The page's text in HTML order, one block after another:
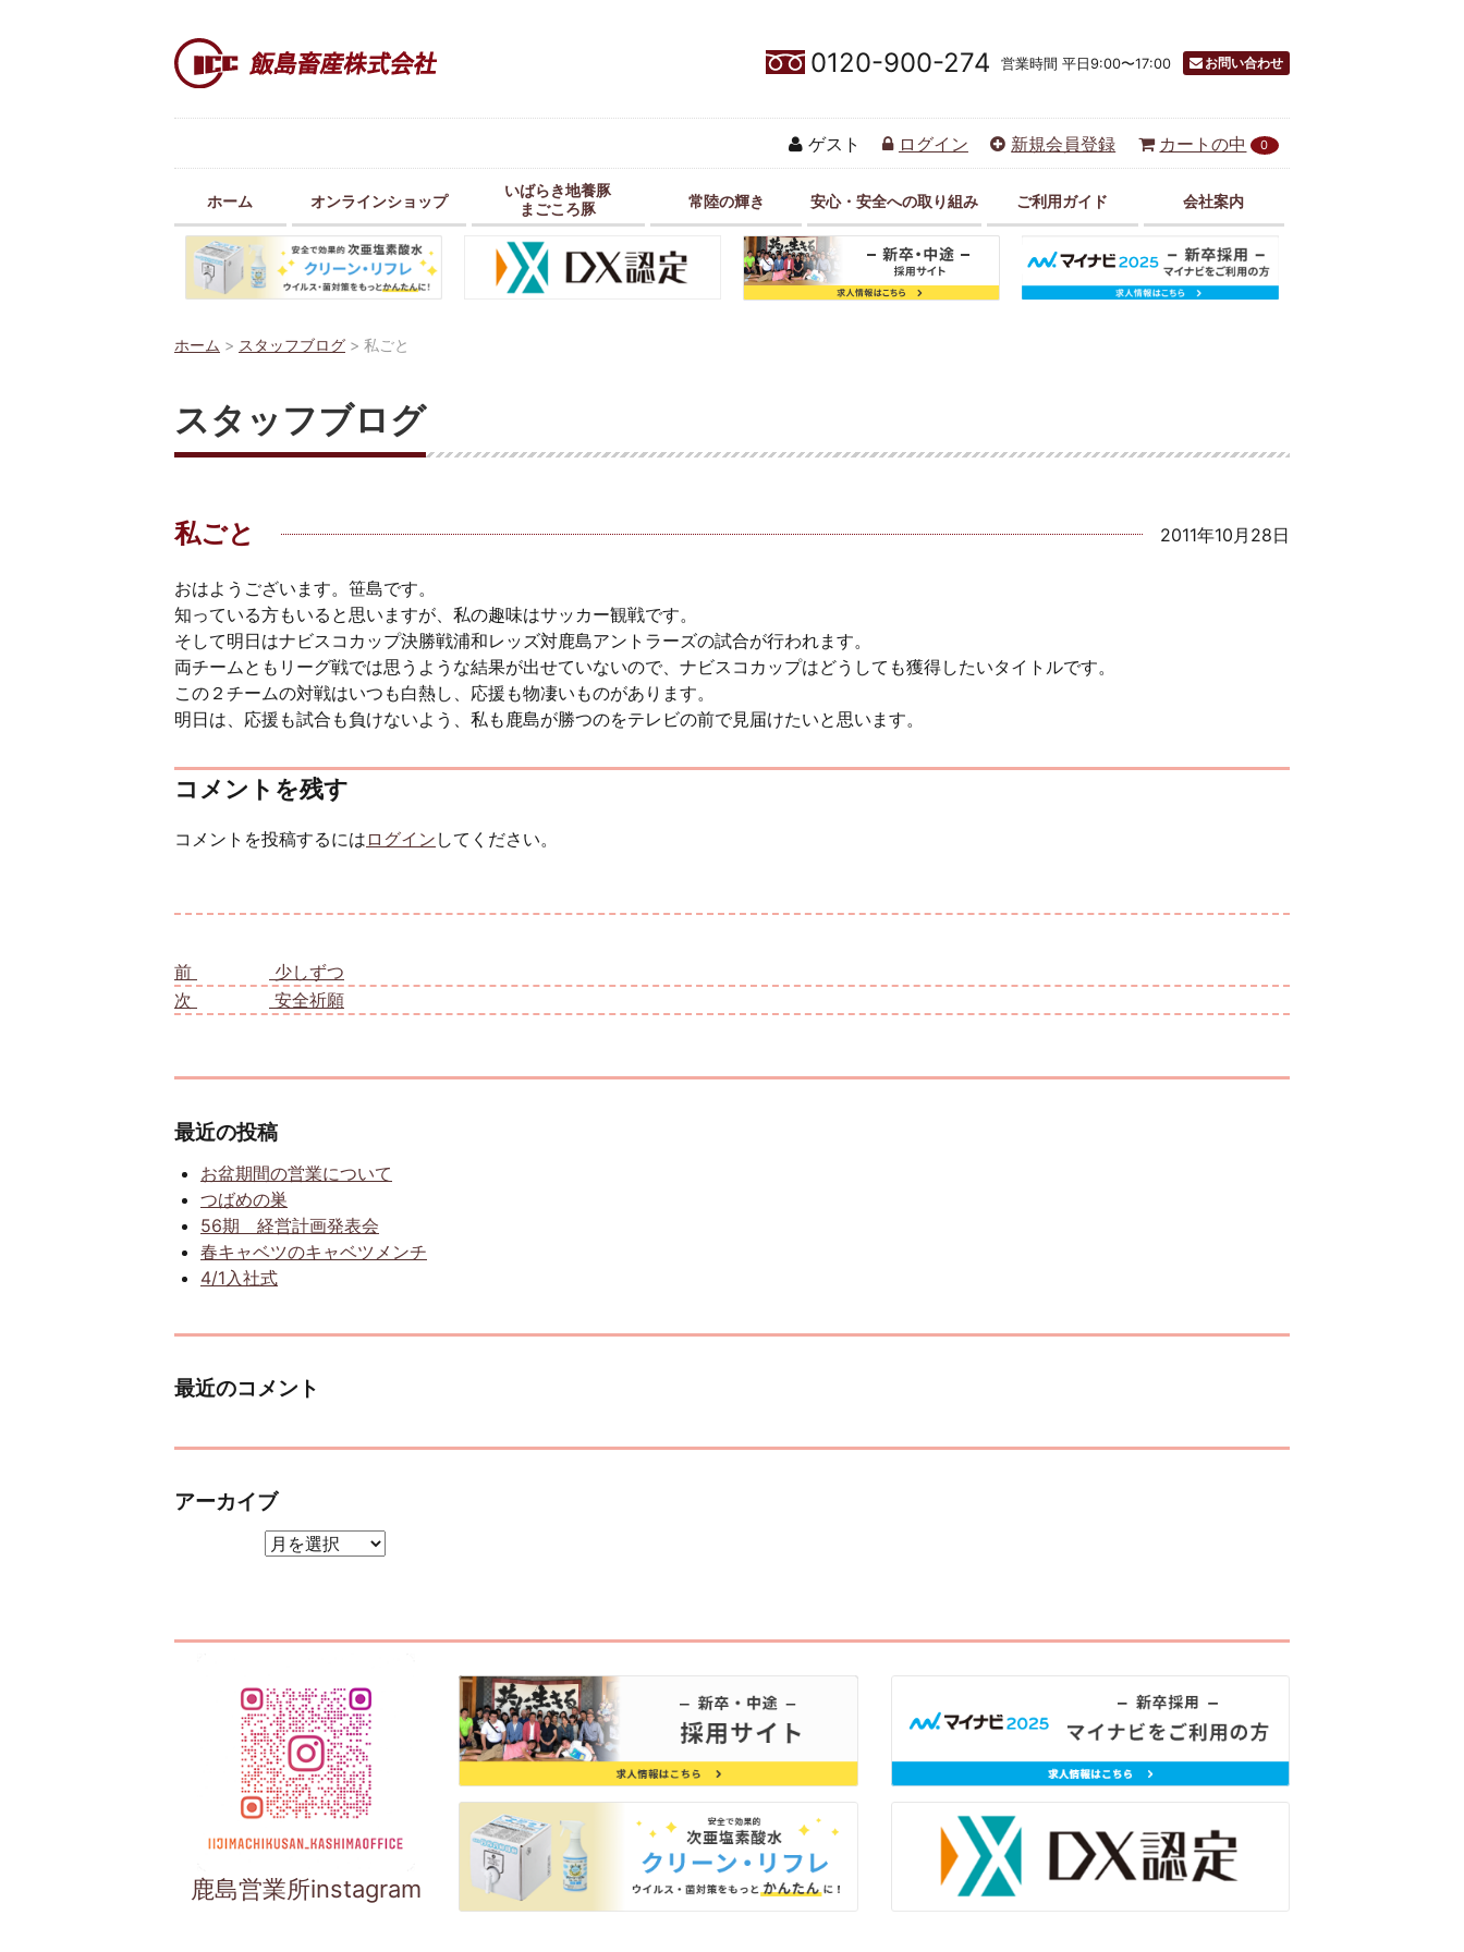
0120-900-274 営業時間 平日9:00〜17:00 お問い合わせ
ゲスト ログイン 新規会員登録 カートの中 0
ホーム オンラインショップ
いばらき地養豚
まごころ豚
常陸の輝き 安心・安全への取り組み ご利用ガイド 会社案内
ホーム > スタッフブログ > 私ごと
スタッフブログ
私ごと 2011年10月28日
おはようございます。笹島です。
知っている方もいると思いますが、私の趣味はサッカー観戦です。
そして明日はナビスコカップ決勝戦浦和レッズ対鹿島アントラーズの試合が行われます。
両チームともリーグ戦では思うような結果が出せていないので、ナビスコカップはどうしても獲得したいタイトルです。
この２チームの対戦はいつも白熱し、応援も物凄いものがあります。
明日は、応援も試合も負けないよう、私も鹿島が勝つのをテレビの前で見届けたいと思います。
コメントを残す
コメントを投稿するには ログイン してください。
前
少しずつ
次
安全祈願
最近の投稿
お盆期間の営業について
つばめの巣
56期 経営計画発表会
春キャベツのキャベツメンチ
4/1入社式
最近のコメント
アーカイブ
鹿島営業所instagram